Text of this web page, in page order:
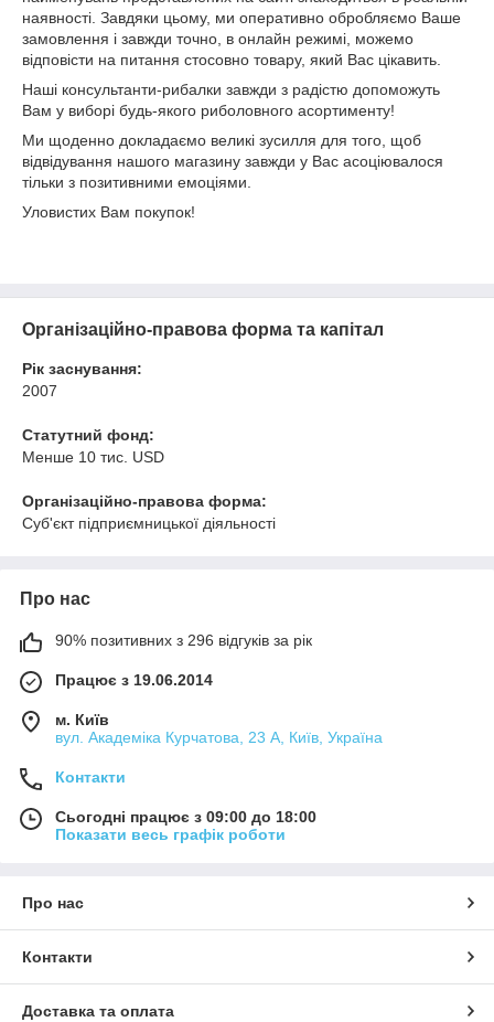
наявності. Завдяки цьому, ми оперативно обробляємо Ваше
замовлення і завжди точно, в онлайн режимі, можемо
відповісти на питання стосовно товару, який Вас цікавить.
Наші консультанти-рибалки завжди з радістю допоможуть
Вам у виборі будь-якого риболовного асортименту!
Ми щоденно докладаємо великі зусилля для того, щоб
відвідування нашого магазину завжди у Вас асоціювалося
тільки з позитивними емоціями.
Уловистих Вам покупок!
Організаційно-правова форма та капітал
Рік заснування:
2007
Статутний фонд:
Менше 10 тис. USD
Організаційно-правова форма:
Суб'єкт підприємницької діяльності
Про нас
90% позитивних з 296 відгуків за рік
Працює з 19.06.2014
м. Київ
вул. Академіка Курчатова, 23 А, Київ, Україна
Контакти
Сьогодні працює з 09:00 до 18:00
Показати весь графік роботи
Про нас
Контакти
Доставка та оплата